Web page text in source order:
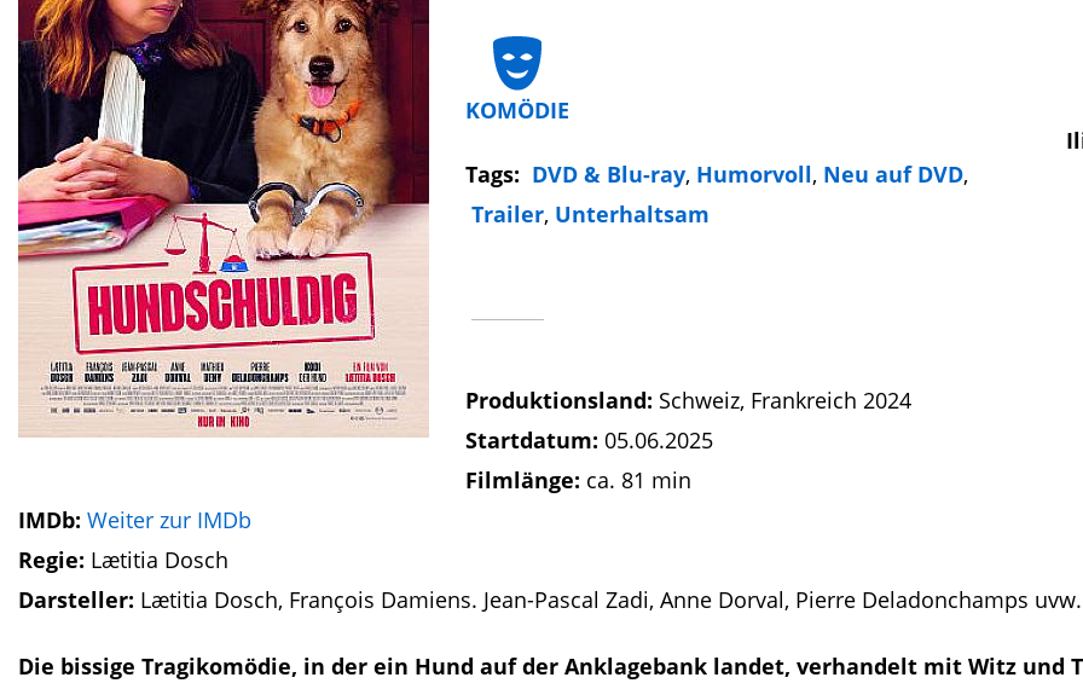
KOMÖDIE
Tags: DVD & Blu-ray, Humorvoll, Neu auf DVD,
Trailer, Unterhaltsam
Produktionsland: Schweiz, Frankreich 2024
Startdatum: 05.06.2025
Filmlänge: ca. 81 min
IMDb: Weiter zur IMDb
Regie: Lætitia Dosch
Darsteller: Lætitia Dosch, François Damiens. Jean-Pascal Zadi, Anne Dorval, Pierre Deladonchamps uvw.
Die bissige Tragikomödie, in der ein Hund auf der Anklagebank landet, verhandelt mit Witz und